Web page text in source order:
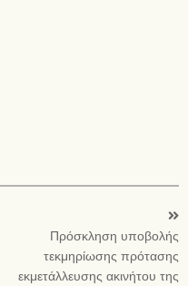
Πρόσκληση υποβολής
τεκμηρίωσης πρότασης
εκμετάλλευσης ακινήτου της